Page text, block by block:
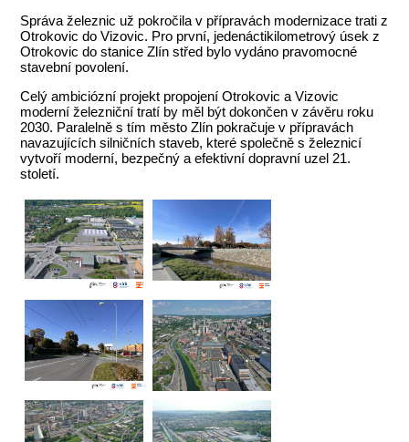
Správa železnic už pokročila v přípravách modernizace trati z
Otrokovic do Vizovic. Pro první, jedenáctikilometrový úsek z
Otrokovic do stanice Zlín střed bylo vydáno pravomocné
stavební povolení.
Celý ambiciózní projekt propojení Otrokovic a Vizovic
moderní železniční tratí by měl být dokončen v závěru roku
2030. Paralelně s tím město Zlín pokračuje v přípravách
navazujících silničních staveb, které společně s železnicí
vytvoří moderní, bezpečný a efektivní dopravní uzel 21.
století.